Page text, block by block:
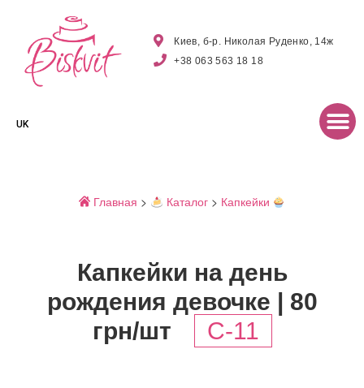
Киев, б-р. Николая Руденко, 14ж
+38 063 563 18 18
UK
Главная > Каталог> Капкейки
Капкейки на день
рождения девочке | 80
грн/шт
C-11